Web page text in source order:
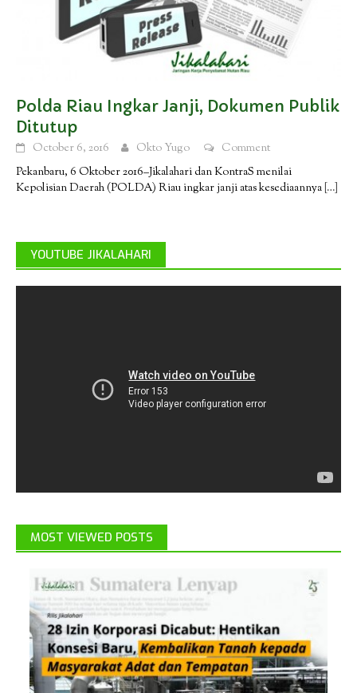
Polda Riau Ingkar Janji, Dokumen Publik
Ditutup
October 6, 2016 Okto Yugo
Comment
Pekanbaru, 6 Oktober 2016–Jikalahari dan KontraS menilai
Kepolisian Daerah (POLDA) Riau ingkar janji atas kesediaannya […]
YOUTUBE JIKALAHARI
MOST VIEWED POSTS